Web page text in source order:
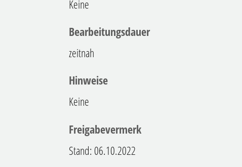
Keine
Bearbeitungsdauer
zeitnah
Hinweise
Keine
Freigabevermerk
Stand: 06.10.2022